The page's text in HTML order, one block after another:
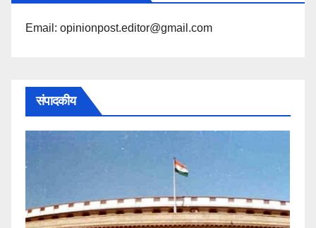
Email: opinionpost.editor@gmail.com
संपादकीय